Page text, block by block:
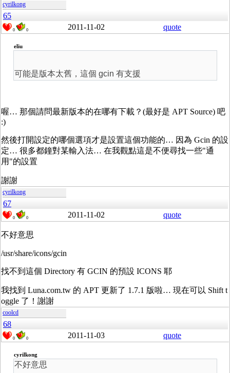
cyrilkong
65
0 0 2011-11-02 quote
eliu
可能是版本太舊，這個 gcin 有支援
喔… 那個請問最新版本的在哪有下載？(最好是 APT Source) 吧
:)
然後打開設定的哪個選項才是設置這個功能的… 因為 Gcin 的設
定… 很多都鐘對某輸入法… 在我觀點這是不便尋找一些"通
用"的設置
謝謝
cyrilkong
67
0 0 2011-11-02 quote
不好意思
/usr/share/icons/gcin
找不到這個 Directory 有 GCIN 的預設 ICONS 耶
我找到 Luna.com.tw 的 APT 更新了 1.7.1 版啦… 現在可以 Shift t
oggle 了！謝謝
coolcd
68
0 0 2011-11-03 quote
cyrilkong
不好意思